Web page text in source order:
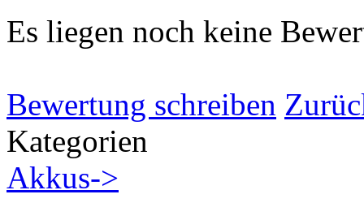
Es liegen noch keine
Bewertung schreiben
Kategorien
Akkus->